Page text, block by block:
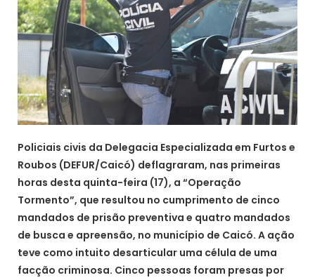
Policiais civis da Delegacia Especializada em Furtos e
Roubos (DEFUR/Caicó) deflagraram, nas primeiras
horas desta quinta-feira (17), a “Operação
Tormento”, que resultou no cumprimento de cinco
mandados de prisão preventiva e quatro mandados
de busca e apreensão, no município de Caicó. A ação
teve como intuito desarticular uma célula de uma
facção criminosa. Cinco pessoas foram presas por